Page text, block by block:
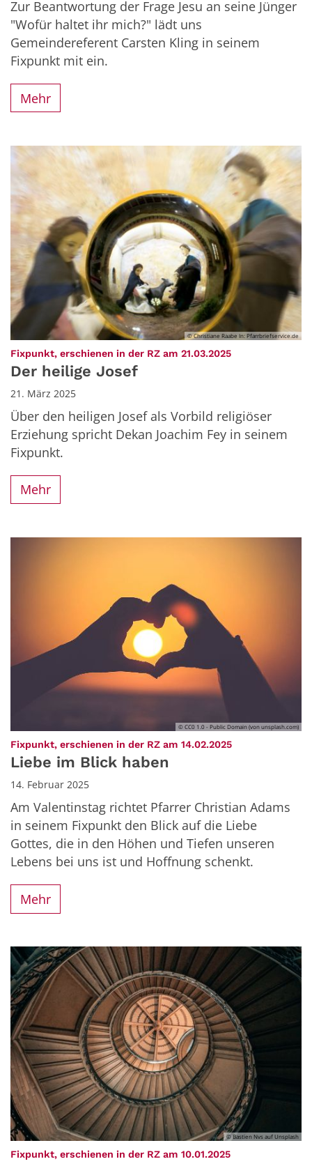
Zur Beantwortung der Frage Jesu an seine Jünger
"Wofür haltet ihr mich?" lädt uns
Gemeindereferent Carsten Kling in seinem
Fixpunkt mit ein.
Mehr
© Christiane Raabe In: Pfarrbriefservice.de
Fixpunkt, erschienen in der RZ am 21.03.2025:
Der heilige Josef
21. März 2025
Über den heiligen Josef als Vorbild religiöser
Erziehung spricht Dekan Joachim Fey in seinem
Fixpunkt.
Mehr
© CC0 1.0 - Public Domain (von unsplash.com)
Fixpunkt, erschienen in der RZ am 14.02.2025:
Liebe im Blick haben
14. Februar 2025
Am Valentinstag richtet Pfarrer Christian Adams
in seinem Fixpunkt den Blick auf die Liebe
Gottes, die in den Höhen und Tiefen unseren
Lebens bei uns ist und Hoffnung schenkt.
Mehr
© Bastien Nvs auf Unsplash
Fixpunkt, erschienen in der RZ am 10.01.2025: